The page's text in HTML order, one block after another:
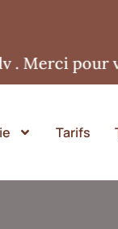
pour votre
Tarifs